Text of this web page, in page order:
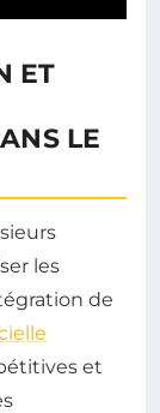
ET
LE
les
de
et